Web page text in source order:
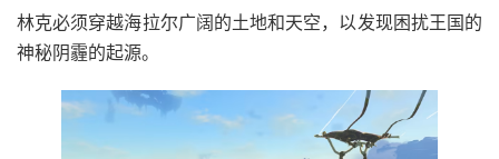
林克必须穿越海拉尔广阔的土地和天空，以发现困扰王国的
神秘阴霾的起源。